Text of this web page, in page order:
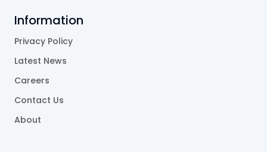
Information
Privacy Policy
Latest News
Careers
Contact Us
About